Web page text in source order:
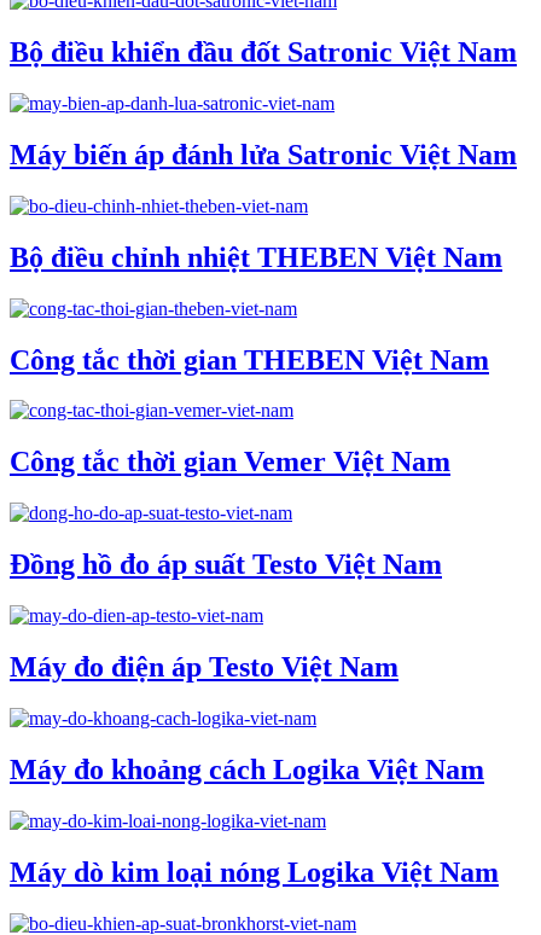
Bộ điều khiển đầu đốt Satronic Việt Nam
Máy biến áp đánh lửa Satronic Việt Nam
Bộ điều chỉnh nhiệt THEBEN Việt Nam
Công tắc thời gian THEBEN Việt Nam
Công tắc thời gian Vemer Việt Nam
Đồng hồ đo áp suất Testo Việt Nam
Máy đo điện áp Testo Việt Nam
Máy đo khoảng cách Logika Việt Nam
Máy dò kim loại nóng Logika Việt Nam